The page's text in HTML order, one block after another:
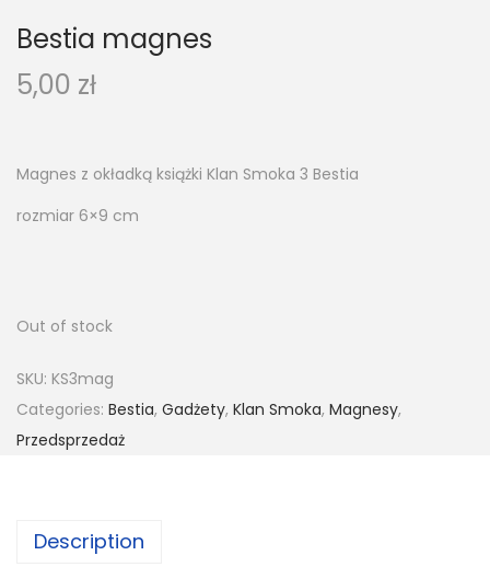
Bestia magnes
5,00 zł
Magnes z okładką książki Klan Smoka 3 Bestia
rozmiar 6×9 cm
Out of stock
SKU: KS3mag
Categories: Bestia, Gadżety, Klan Smoka, Magnesy,
Przedsprzedaż
Description